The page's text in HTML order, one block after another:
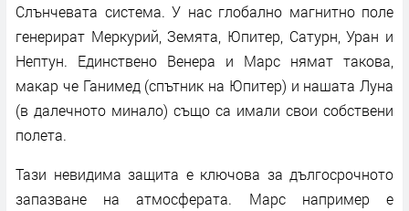
Слънчевата система. У нас глобално магнитно поле
генерират Меркурий, Земята, Юпитер, Сатурн, Уран и
Нептун. Единствено Венера и Марс нямат такова,
макар че Ганимед (спътник на Юпитер) и нашата Луна
(в далечното минало) също са имали свои собствени
полета.
Тази невидима защита е ключова за дългосрочното
запазване на атмосферата. Марс например е